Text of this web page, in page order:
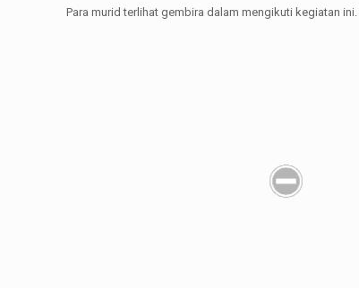
Para murid terlihat gembira dalam mengikuti kegiatan